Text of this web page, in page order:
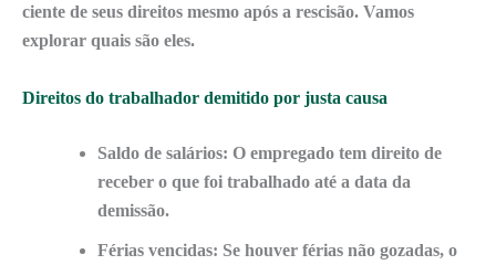
ciente de seus direitos mesmo após a rescisão. Vamos
explorar quais são eles.
Direitos do trabalhador demitido por justa causa
Saldo de salários: O empregado tem direito de
receber o que foi trabalhado até a data da
demissão.
Férias vencidas: Se houver férias não gozadas, o